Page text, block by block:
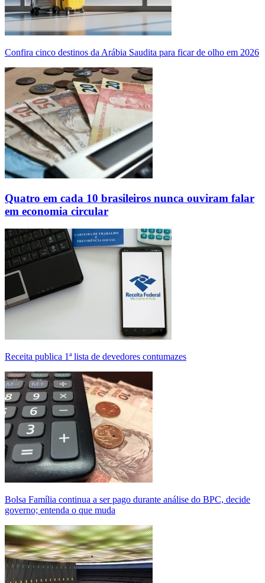
Confira cinco destinos da Arábia Saudita para ficar de olho em 2026
Quatro em cada 10 brasileiros nunca ouviram falar
em economia circular
Receita publica 1ª lista de devedores contumazes
Bolsa Família continua a ser pago durante análise do BPC, decide
governo; entenda o que muda